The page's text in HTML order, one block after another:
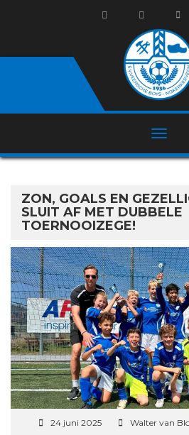
ZON, GOALS EN
SLUIT AF MET DUBBELE
TOERNOOIZEGE!
24 juni 2025 Walter van